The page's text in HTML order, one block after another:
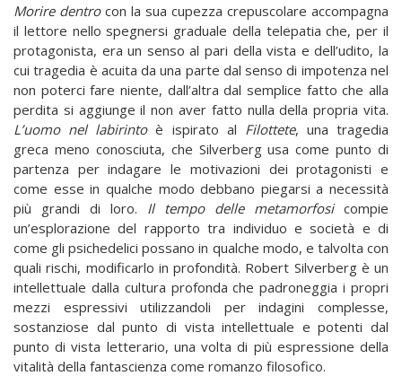
Morire dentrocon la sua cupezza crepuscolare accompagna
il lettore nello spegnersi graduale della telepatia che, per il
protagonista, era un senso al pari della vista e dell’udito, la
cui tragedia è acuita da una parte dal senso di impotenza nel
non poterci fare niente, dall’altra dal semplice fatto che alla
perdita si aggiunge il non aver fatto nulla della propria vita.
L’uomo nel labirintoè ispirato al Filottete, una tragedia
greca meno conosciuta, che Silverberg usa come punto di
partenza per indagare le motivazioni dei protagonisti e
come esse in qualche modo debbano piegarsi a necessità
più grandi di loro. Il tempo delle metamorfosi compie
un’esplorazione del rapporto tra individuo e società e di
come gli psichedelici possano in qualche modo, e talvolta con
quali rischi, modificarlo in profondità. Robert Silverberg è un
intellettuale dalla cultura profonda che padroneggia i propri
mezzi espressivi utilizzandoli per indagini complesse,
sostanziose dal punto di vista intellettuale e potenti dal
punto di vista letterario, una volta di più espressione della
vitalità della fantascienza come romanzo filosofico.